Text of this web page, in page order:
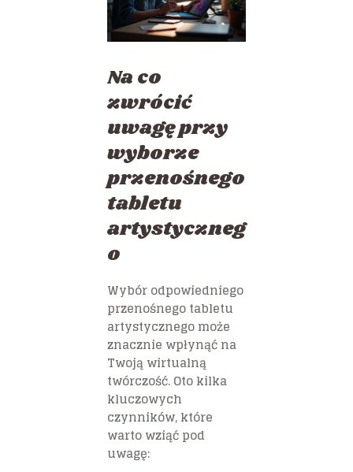
Na co
zwrócić
uwagę przy
wyborze
przenośnego
tabletu
artystyczneg
o
Wybór odpowiedniego
przenośnego tabletu
artystycznego może
znacznie wpłynąć na
Twoją wirtualną
twórczość. Oto kilka
kluczowych
czynników, które
warto wziąć pod
uwagę: